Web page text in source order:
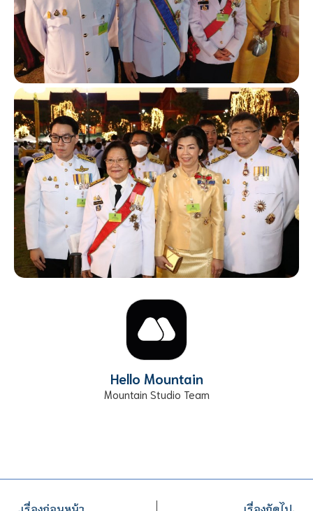
Hello Mountain
Mountain Studio Team